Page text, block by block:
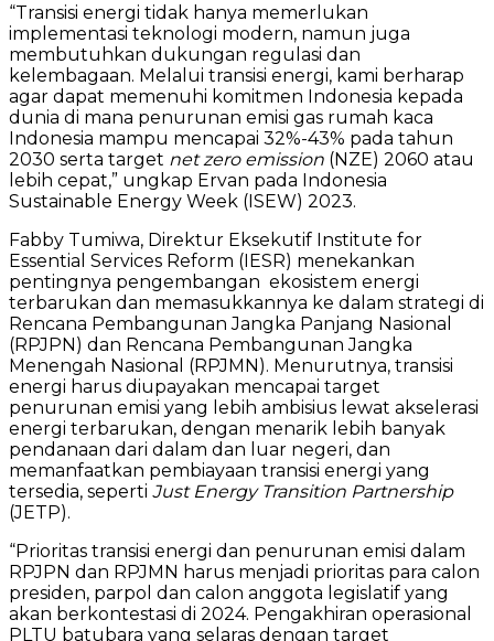
“Transisi energi tidak hanya memerlukan
implementasi teknologi modern, namun juga
membutuhkan dukungan regulasi dan
kelembagaan. Melalui transisi energi, kami berharap
agar dapat memenuhi komitmen Indonesia kepada
dunia di mana penurunan emisi gas rumah kaca
Indonesia mampu mencapai 32%-43% pada tahun
2030 serta target net zero emission (NZE) 2060 atau
lebih cepat,” ungkap Ervan pada Indonesia
Sustainable Energy Week (ISEW) 2023.
Fabby Tumiwa, Direktur Eksekutif Institute for
Essential Services Reform (IESR) menekankan
pentingnya pengembangan ekosistem energi
terbarukan dan memasukkannya ke dalam strategi di
Rencana Pembangunan Jangka Panjang Nasional
(RPJPN) dan Rencana Pembangunan Jangka
Menengah Nasional (RPJMN). Menurutnya, transisi
energi harus diupayakan mencapai target
penurunan emisi yang lebih ambisius lewat akselerasi
energi terbarukan, dengan menarik lebih banyak
pendanaan dari dalam dan luar negeri, dan
memanfaatkan pembiayaan transisi energi yang
tersedia, seperti Just Energy Transition Partnership
(JETP).
“Prioritas transisi energi dan penurunan emisi dalam
RPJPN dan RPJMN harus menjadi prioritas para calon
presiden, parpol dan calon anggota legislatif yang
akan berkontestasi di 2024. Pengakhiran operasional
PLTU batubara yang selaras dengan target